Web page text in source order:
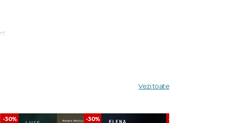
Vezi toate
-30% -30% -30%